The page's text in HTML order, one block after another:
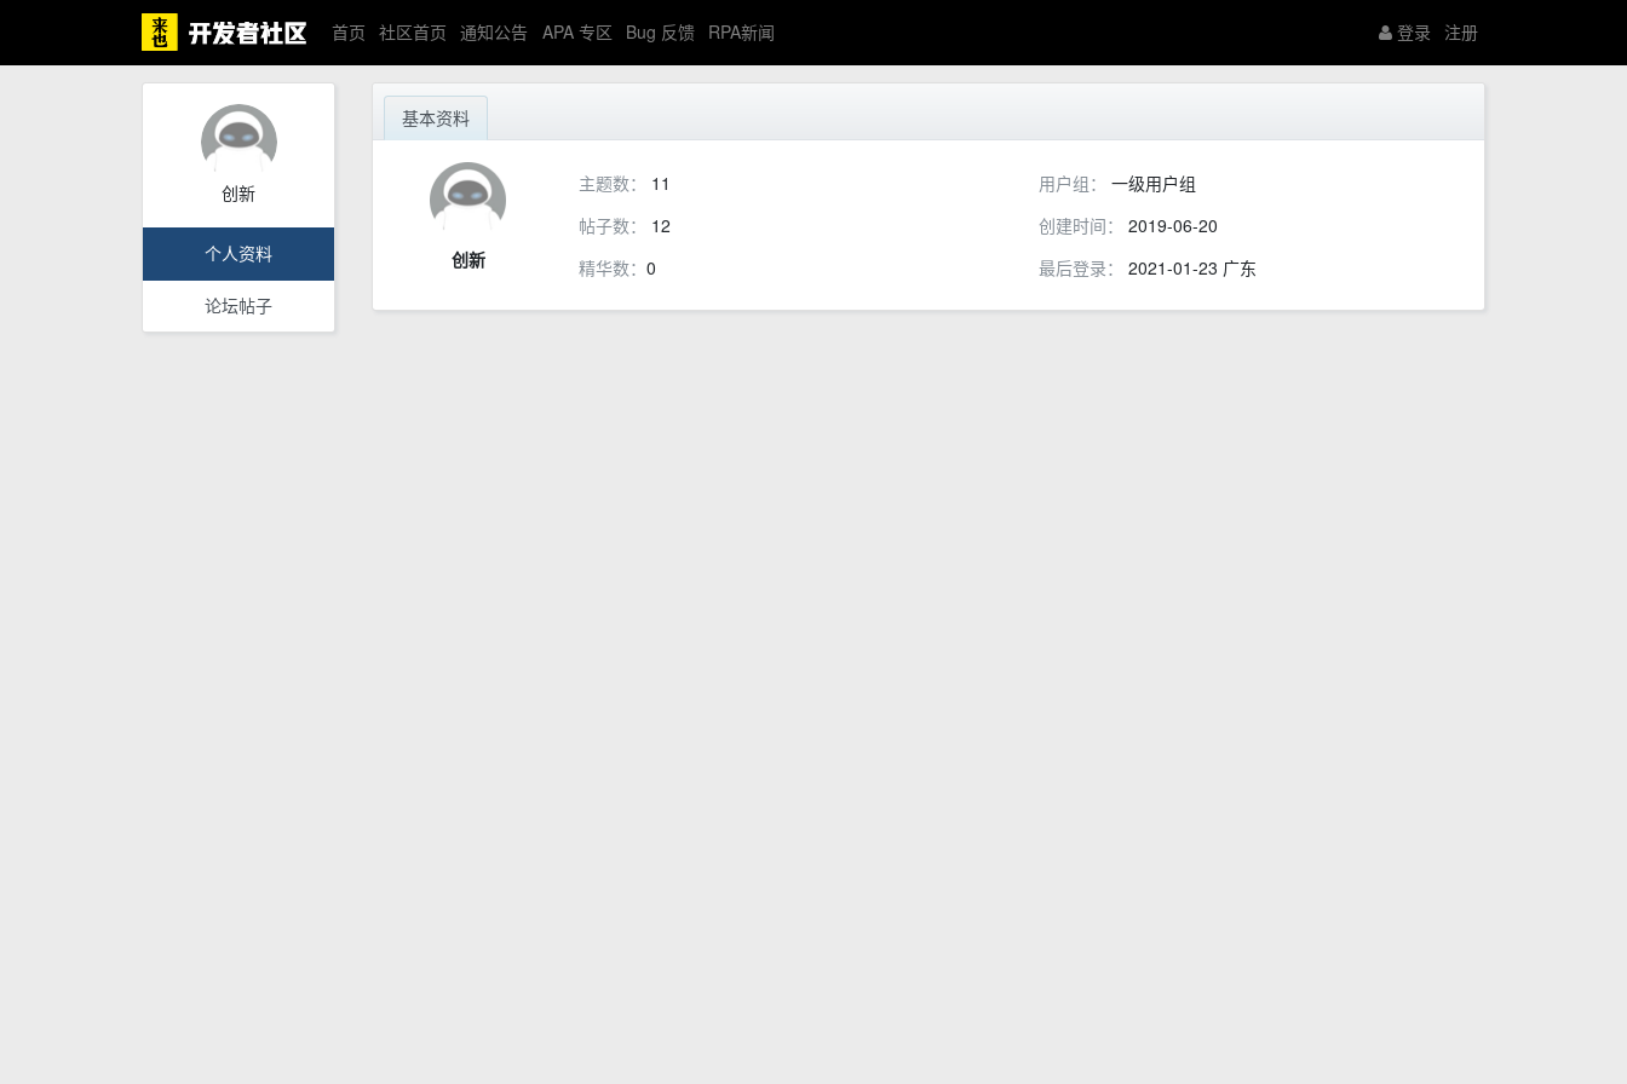
首页 社区首页 通知公告 APA 专区 Bug 反馈 RPA新闻 登录 注册
创新
个人资料
论坛帖子
基本资料
创新
主题数： 11
帖子数： 12
精华数： 0
用户组：一级用户组
创建时间：2019-06-20
最后登录：2021-01-23 广东